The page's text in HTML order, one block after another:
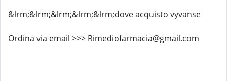
&lrm;&lrm;&lrm;&lrm;&lrm;dove acquisto vyvanse
Ordina via email >>> Rimediofarmacia@gmail.com